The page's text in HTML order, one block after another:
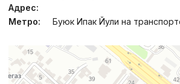
Адрес:
Метро:
Буюк Ипак Йули на